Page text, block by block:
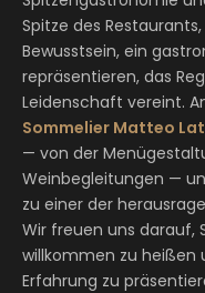
Spitze des
Bewusstsein, ein
repräsentieren, das
Leidenschaft vereint.
Sommelier Matteo
— von der
Weinbegleitungen —
zu einer der
Wir freuen uns darauf,
willkommen zu heißen
Erfahrung zu